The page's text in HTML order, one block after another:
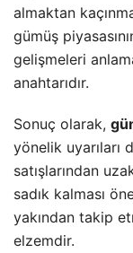
almaktan
gümüş
gelişmeleri
anahtarıdır.
Sonuç olarak,
yönelik uyarıları
satışlarından
sadık kalması
yakından takip
elzemdir.